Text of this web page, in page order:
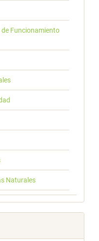
Funcionamiento
Naturales